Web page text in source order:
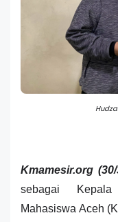
Kmamesir.org (30/
sebagai
Mahasiswa Aceh